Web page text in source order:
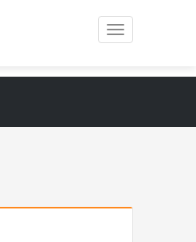
Toggle
navigation